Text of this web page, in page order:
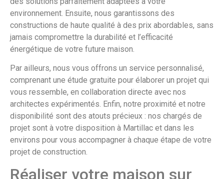
environnement. Ensuite, nous garantissons des
constructions de haute qualité à des prix abordables, sans
jamais compromettre la durabilité et l’efficacité
énergétique de votre future maison.
Par ailleurs, nous vous offrons un service personnalisé,
comprenant une étude gratuite pour élaborer un projet qui
vous ressemble, en collaboration directe avec nos
architectes expérimentés. Enfin, notre proximité et notre
disponibilité sont des atouts précieux : nos chargés de
projet sont à votre disposition à Martillac et dans les
environs pour vous accompagner à chaque étape de votre
projet de construction.
Réaliser votre maison sur